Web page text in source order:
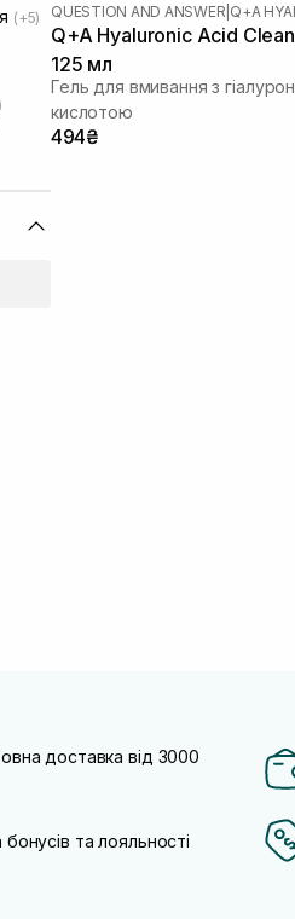
(+5) QUESTION AND ANSWER Q+A
Q+A Hyaluronic Acid
125 мл
Гель для вмивання з
кислотою
494₴
доставка від 3000
та лояльності